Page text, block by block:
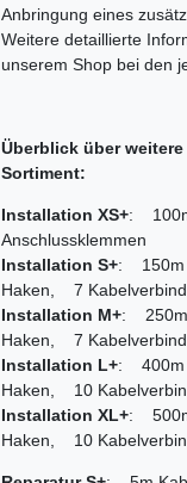
Anbringung eines
Weitere detaillierte
unserem Shop bei den
Überblick über
Sortiment:
Installation XS+:
Anschlussklemmen
Installation S+: 150m
Haken, 7
Installation M+:
Haken, 7
Installation L+: 400m
Haken, 10
Installation XL+:
Haken, 10